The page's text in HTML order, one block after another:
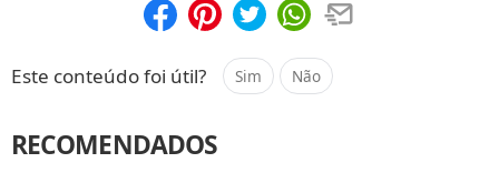
Este conteúdo foi útil? Sim Não
RECOMENDADOS